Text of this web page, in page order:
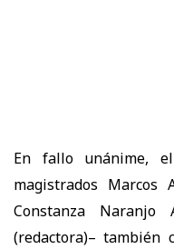
En fallo unánime,
magistrados Marcos
Constanza
(redactora)– también